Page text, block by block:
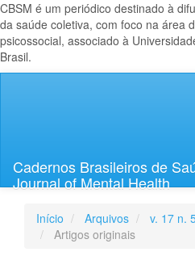
CBSM é um periódico destinado à
da saúde coletiva, com foco na área
psicossocial, associado à
Brasil.
Lateral
Cadernos Brasileiros de
Journal of Mental Health
Início Arquivos
v. 17 n.
Artigos originais